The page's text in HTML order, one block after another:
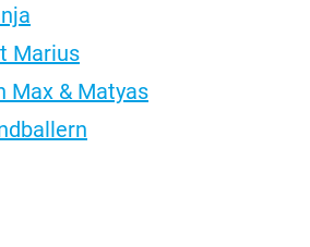
Marius
Max & Matyas